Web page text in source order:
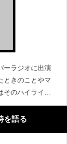
ーラジオに出演
ときのことやマ
のハイライト
マットと私は頭
を語る